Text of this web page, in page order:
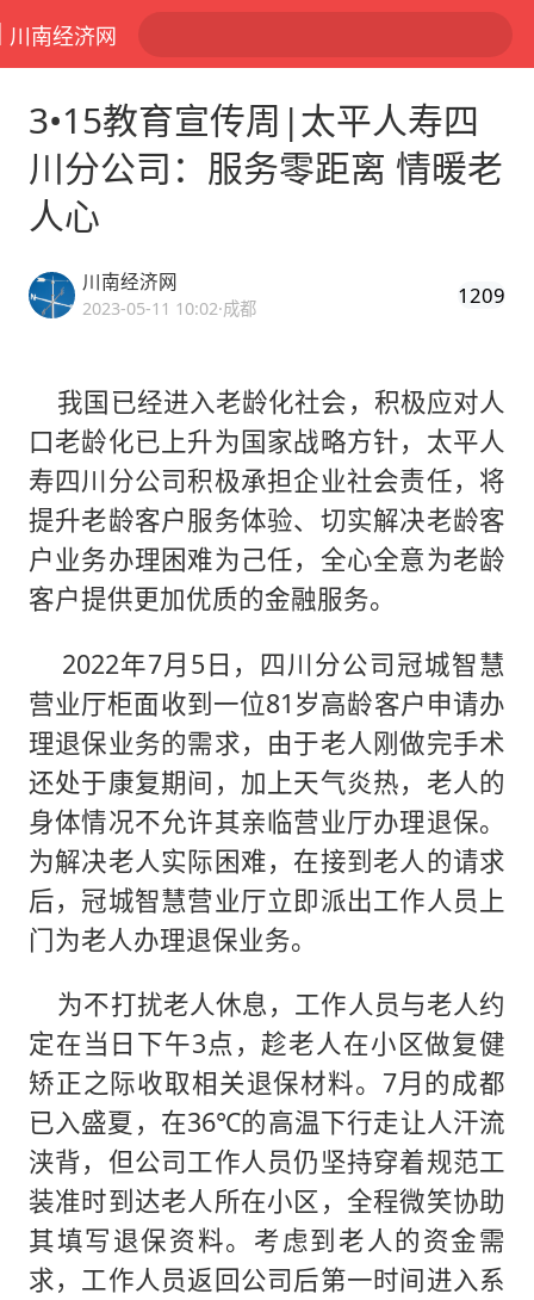
川南经济网
3•15教育宣传周|太平人寿四
川分公司：服务零距离 情暖老
人心
川南经济网
2023-05-11 10:02·成都 1209
我国已经进入老龄化社会，积极应对人
口老龄化已上升为国家战略方针，太平人
寿四川分公司积极承担企业社会责任，将
提升老龄客户服务体验、切实解决老龄客
户业务办理困难为己任，全心全意为老龄
客户提供更加优质的金融服务。
2022年7月5日，四川分公司冠城智慧
营业厅柜面收到一位81岁高龄客户申请办
理退保业务的需求，由于老人刚做完手术
还处于康复期间，加上天气炎热，老人的
身体情况不允许其亲临营业厅办理退保。
为解决老人实际困难，在接到老人的请求
后，冠城智慧营业厅立即派出工作人员上
门为老人办理退保业务。
为不打扰老人休息，工作人员与老人约
定在当日下午3点，趁老人在小区做复健
矫正之际收取相关退保材料。7月的成都
已入盛夏，在36℃的高温下行走让人汗流
浃背，但公司工作人员仍坚持穿着规范工
装准时到达老人所在小区，全程微笑协助
其填写退保资料。考虑到老人的资金需
求，工作人员返回公司后第一时间进入系